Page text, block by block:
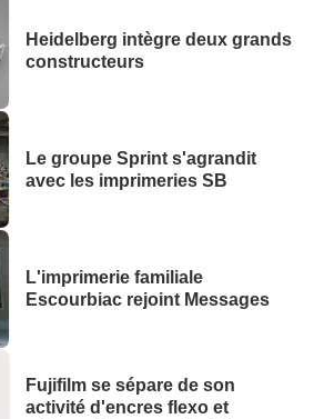
Heidelberg intègre deux grands
constructeurs
Le groupe Sprint s'agrandit
avec les imprimeries SB
L'imprimerie familiale
Escourbiac rejoint Messages
Fujifilm se sépare de son
activité d'encres flexo et